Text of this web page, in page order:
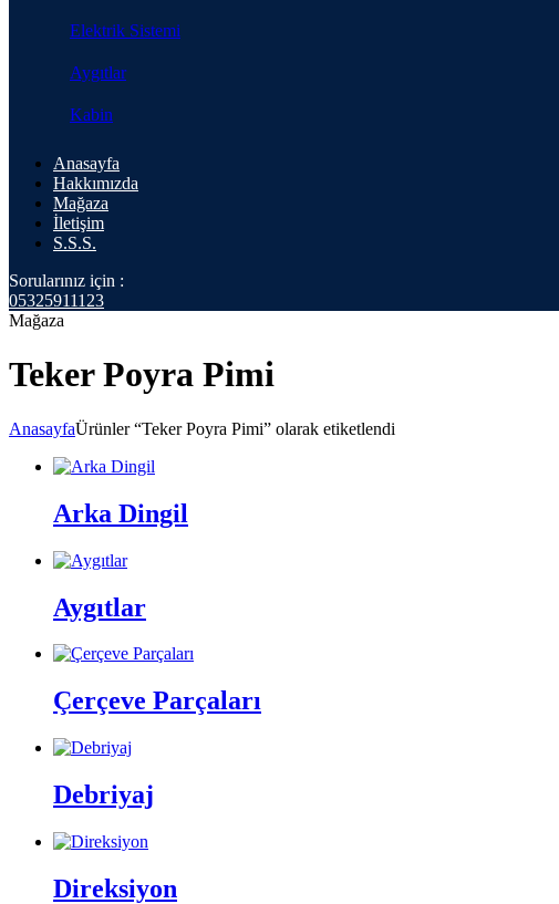
Elektrik Sistemi
Aygıtlar
Kabin
Anasayfa
Hakkımızda
Mağaza
İletişim
S.S.S.
Sorularınız için :
05325911123
Mağaza
Teker Poyra Pimi
AnasayfaÜrünler “Teker Poyra Pimi” olarak etiketlendi
Arka Dingil
Aygıtlar
Çerçeve Parçaları
Debriyaj
Direksiyon